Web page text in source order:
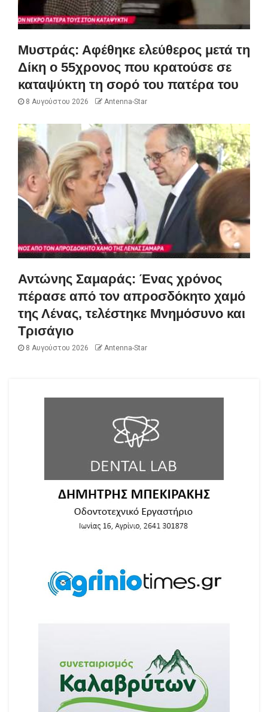
Μυστράς: Αφέθηκε ελεύθερος μετά τη
Δίκη ο 55χρονος που κρατούσε σε
καταψύκτη τη σορό του πατέρα του
8 Αυγούστου 2026 Antenna-Star
Αντώνης Σαμαράς: Ένας χρόνος
πέρασε από τον απροσδόκητο χαμό
της Λένας, τελέστηκε Μνημόσυνο και
Τρισάγιο
8 Αυγούστου 2026 Antenna-Star